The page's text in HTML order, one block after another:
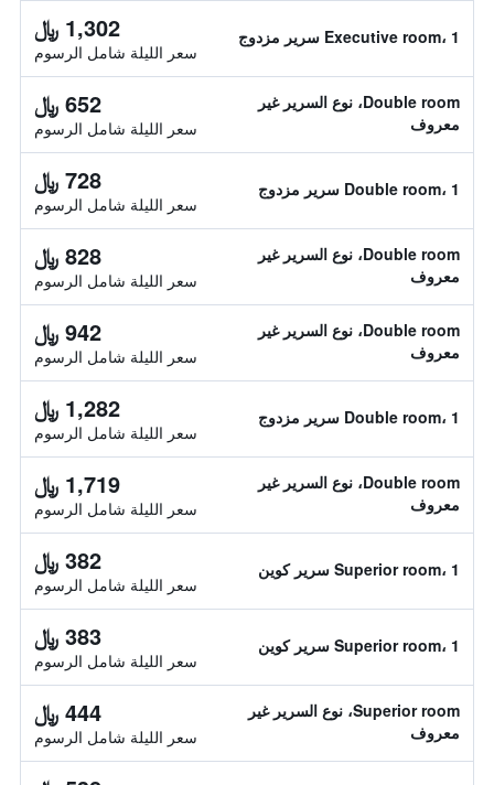
Executive room، 1 سرير مزدوج 1,302 ﷼
سعر الليلة شامل الرسوم
Double room، نوع السرير غير
معروف
652 ﷼
سعر الليلة شامل الرسوم
Double room، 1 سرير مزدوج 728 ﷼
سعر الليلة شامل الرسوم
Double room، نوع السرير غير
معروف
828 ﷼
سعر الليلة شامل الرسوم
Double room، نوع السرير غير
معروف
942 ﷼
سعر الليلة شامل الرسوم
Double room، 1 سرير مزدوج 1,282 ﷼
سعر الليلة شامل الرسوم
Double room، نوع السرير غير
معروف
1,719 ﷼
سعر الليلة شامل الرسوم
Superior room، 1 سرير كوين 382 ﷼
سعر الليلة شامل الرسوم
Superior room، 1 سرير كوين 383 ﷼
سعر الليلة شامل الرسوم
Superior room، نوع السرير غير
معروف
444 ﷼
سعر الليلة شامل الرسوم